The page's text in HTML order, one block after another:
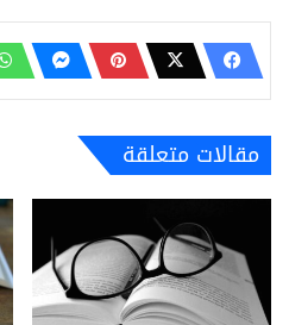
مقالات متعلقة